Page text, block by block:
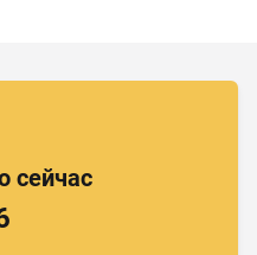
сейчас